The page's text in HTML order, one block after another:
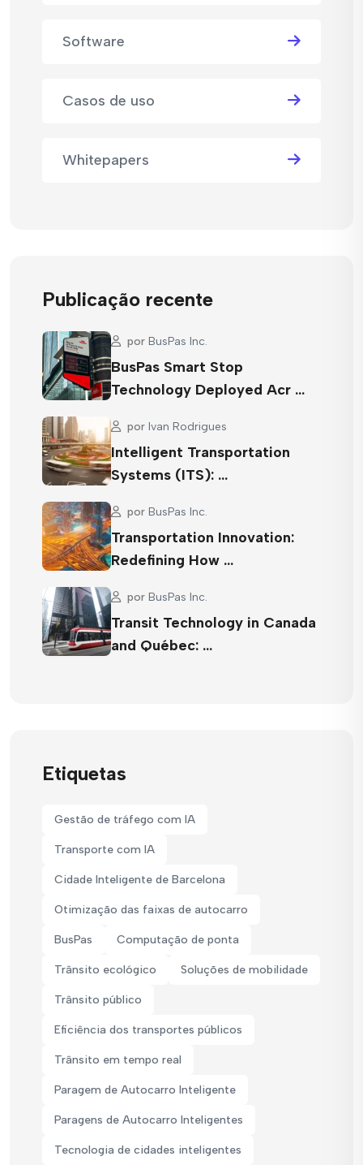
Software
Casos de uso
Whitepapers
Publicação recente
por BusPas Inc.
BusPas Smart Stop
Technology Deployed Acr …
por Ivan Rodrigues
Intelligent Transportation
Systems (ITS): …
por BusPas Inc.
Transportation Innovation:
Redefining How …
por BusPas Inc.
Transit Technology in Canada
and Québec: …
Etiquetas
Gestão de tráfego com IA
Transporte com IA
Cidade Inteligente de Barcelona
Otimização das faixas de autocarro
BusPas Computação de ponta
Trânsito ecológico Soluções de mobilidade
Trânsito público
Eficiência dos transportes públicos
Trânsito em tempo real
Paragem de Autocarro Inteligente
Paragens de Autocarro Inteligentes
Tecnologia de cidades inteligentes